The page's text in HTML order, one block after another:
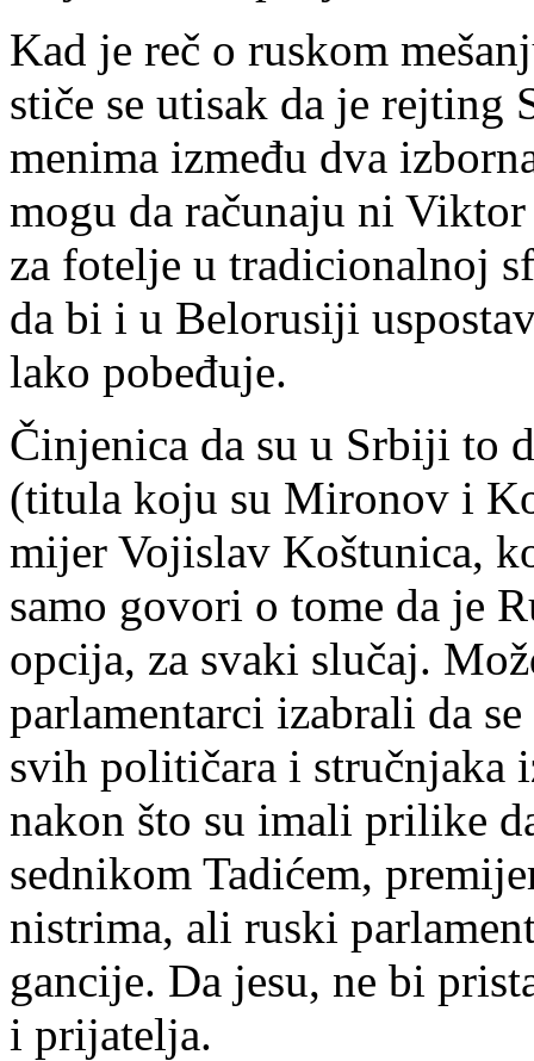
Kad je reč o ru­skom
sti­če se uti­sak da je rej­ting
me­ni­ma iz­me­đu dva
mo­gu da ra­ču­na­ju ni
za fo­te­lje u tra­di­ci­o­nal­noj
da bi i u Be­lo­ru­si­ji
la­ko po­be­đu­je.
Či­nje­ni­ca da su u Sr­bi­ji to
(ti­tu­la ko­ju su Mi­ro­nov i
mi­jer Vo­ji­slav Koš­tu­ni­ca,
sa­mo go­vo­ri o to­me da je
op­ci­ja, za sva­ki slu­čaj.
par­la­men­tar­ci iza­bra­li da
svih po­li­ti­ča­ra i struč­nja­ka
na­kon što su ima­li pri­li­ke
sed­ni­kom Ta­di­ćem,
ni­stri­ma, ali ru­ski
gan­ci­je. Da je­su, ne bi
i pri­ja­te­lja.